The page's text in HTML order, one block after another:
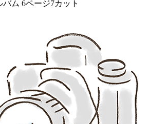
ム 6ページ7カット